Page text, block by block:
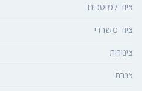
ציוד למוסכים
ציוד משרדי
צינורות
צנרת